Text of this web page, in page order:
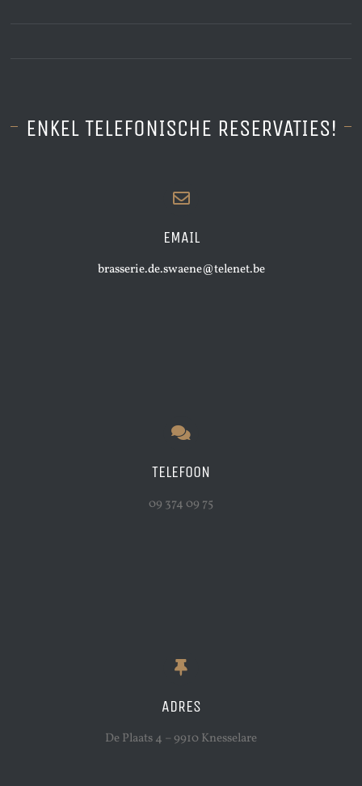
ENKEL TELEFONISCHE RESERVATIES!
EMAIL
brasserie.de.swaene@telenet.be
TELEFOON
09 374 09 75
ADRES
De Plaats 4 – 9910 Knesselare